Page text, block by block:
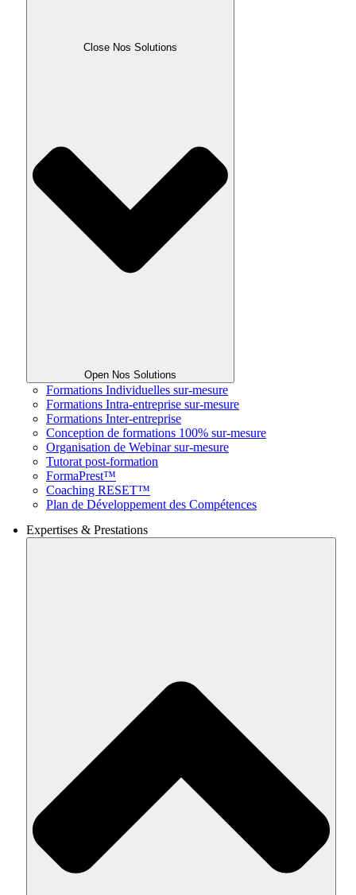
Close Nos Solutions
Open Nos Solutions
Formations Individuelles sur-mesure
Formations Intra-entreprise sur-mesure
Formations Inter-entreprise
Conception de formations 100% sur-mesure
Organisation de Webinar sur-mesure
Tutorat post-formation
FormaPrest™
Coaching RESET™
Plan de Développement des Compétences
Expertises & Prestations